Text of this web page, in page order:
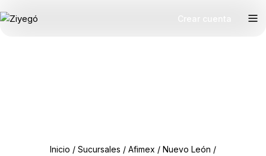
Inicio / Sucursales / Afimex / Nuevo León /